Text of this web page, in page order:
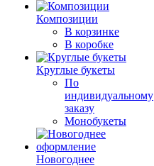
Композиции
В корзинке
В коробке
Круглые букеты
По
индивидуальному
заказу
Монобукеты
Новогоднее